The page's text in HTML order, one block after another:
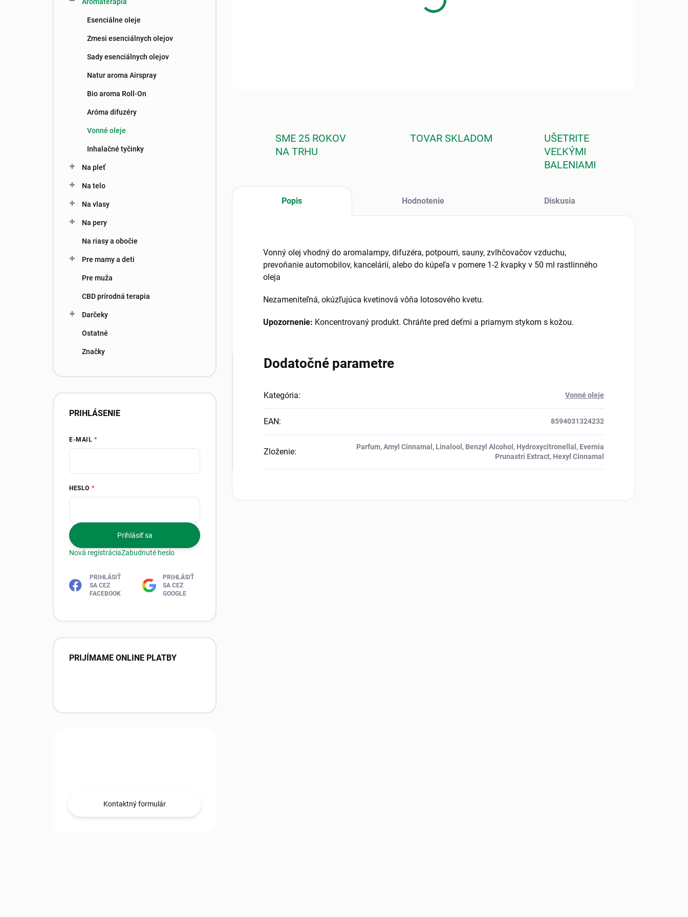
Esenciálne oleje
Zmesi esenciálnych olejov
Sady esenciálnych olejov
Natur aroma Airspray
Bio aroma Roll-On
Aróma difuzéry
Vonné oleje
Inhalačné tyčinky
Na pleť
Na telo
Na vlasy
Na pery
Na riasy a obočie
Pre mamy a deti
Pre muža
CBD prírodná terapia
Darčeky
Ostatné
Značky
PRIHLÁSENIE
E-MAIL
HESLO
Prihlásiť sa
Nová registráciaZabudnuté heslo
PRIHLÁSIŤ
SA CEZ
FACEBOOK
PRIHLÁSIŤ
SA CEZ
GOOGLE
PRIJÍMAME ONLINE PLATBY
Kontaktný formulár
SME 25 ROKOV
NA TRHU
TOVAR SKLADOM
UŠETRITE
VEĽKÝMI
BALENIAMI
Popis Hodnotenie Diskusia
Vonný olej vhodný do aromalampy, difuzéra, potpourri, sauny, zvlhčovačov vzduchu,
prevoňanie automobilov, kancelárií, alebo do kúpeľa v pomere 1-2 kvapky v 50 ml rastlinného
oleja
Nezameniteľná, okúzľujúca kvetinová vôňa lotosového kvetu.
Upozornenie: Koncentrovaný produkt. Chráňte pred deťmi a priamym stykom s kožou.
Dodatočné parametre
Kategória: Vonné oleje
EAN: 8594031324232
Zloženie:
Parfum, Amyl Cinnamal, Linalool, Benzyl Alcohol, Hydroxycitronellal, Evernia
Prunastri Extract, Hexyl Cinnamal